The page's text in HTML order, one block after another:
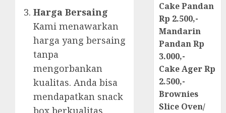
Harga Bersaing
Kami menawarkan
harga yang bersaing
tanpa
mengorbankan
kualitas. Anda bisa
mendapatkan snack
box berkualitas
Cake Pandan
Rp 2.500,-
Mandarin
Pandan Rp
3.000,-
Cake Ager Rp
2.500,-
Brownies
Slice Oven/